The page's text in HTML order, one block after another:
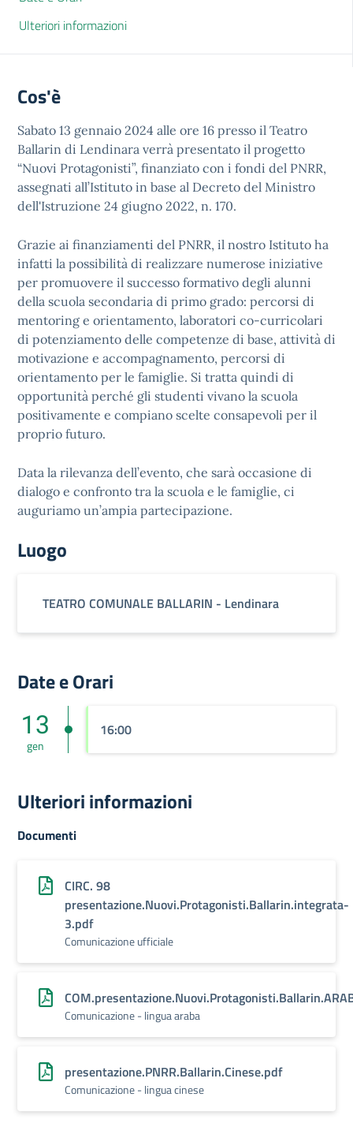
Ulteriori informazioni
Cos'è
Sabato 13 gennaio 2024 alle ore 16 presso il Teatro
Ballarin di Lendinara verrà presentato il progetto
“Nuovi Protagonisti”, finanziato con i fondi del PNRR,
assegnati all’Istituto in base al Decreto del Ministro
dell'Istruzione 24 giugno 2022, n. 170.
Grazie ai finanziamenti del PNRR, il nostro Istituto ha
infatti la possibilità di realizzare numerose iniziative
per promuovere il successo formativo degli alunni
della scuola secondaria di primo grado: percorsi di
mentoring e orientamento, laboratori co-curricolari
di potenziamento delle competenze di base, attività di
motivazione e accompagnamento, percorsi di
orientamento per le famiglie. Si tratta quindi di
opportunità perché gli studenti vivano la scuola
positivamente e compiano scelte consapevoli per il
proprio futuro.
Data la rilevanza dell’evento, che sarà occasione di
dialogo e confronto tra la scuola e le famiglie, ci
auguriamo un’ampia partecipazione.
Luogo
TEATRO COMUNALE BALLARIN - Lendinara
Date e Orari
13
gen
16:00
Ulteriori informazioni
Documenti
CIRC. 98
presentazione.Nuovi.Protagonisti.Ballarin.integrata-
3.pdf
Comunicazione ufficiale
Comunicazione - lingua araba
presentazione.PNRR.Ballarin.Cinese.pdf
Comunicazione - lingua cinese